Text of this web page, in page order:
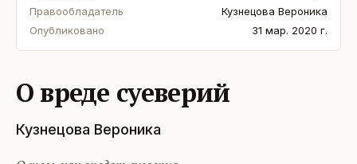
Правообладатель
Кузнецова Вероника
Опубликовано
31 мар. 2020 г.
О вреде суеверий
Кузнецова Вероника